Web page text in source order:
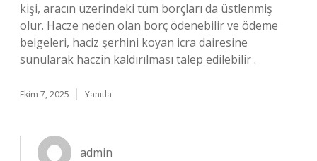
kişi, aracın üzerindeki tüm borçları da üstlenmiş
olur. Hacze neden olan borç ödenebilir ve ödeme
belgeleri, haciz şerhini koyan icra dairesine
sunularak haczin kaldırılması talep edilebilir .
Ekim 7, 2025 Yanıtla
admin